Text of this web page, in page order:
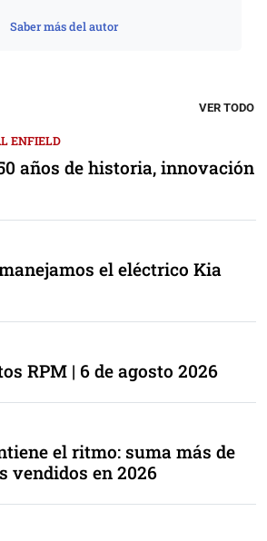
Saber más del autor
VER TODO
ENFIELD
años de historia, innovación
el eléctrico Kia
RPM | 6 de agosto 2026
el ritmo: suma más de
vendidos en 2026